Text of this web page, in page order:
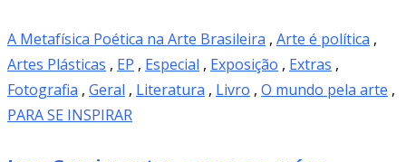
A Metafísica Poética na Arte Brasileira , Arte é política ,
Artes Plásticas , EP , Especial , Exposição , Extras ,
Fotografia , Geral , Literatura , Livro , O mundo pela arte ,
PARA SE INSPIRAR